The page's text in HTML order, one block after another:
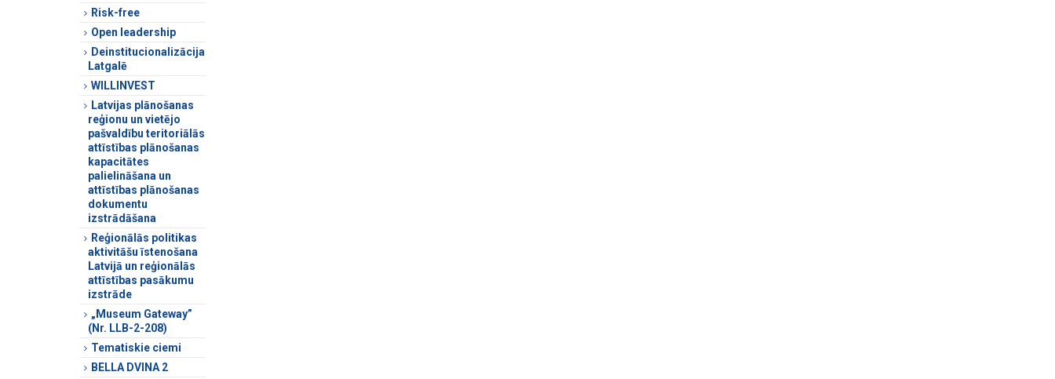
Risk-free
Open leadership
Deinstitucionalizācija
Latgalē
WILLINVEST
Latvijas plānošanas
reģionu un vietējo
pašvaldību teritoriālās
attīstības plānošanas
kapacitātes
palielināšana un
attīstības plānošanas
dokumentu
izstrādāšana
Reģionālās politikas
aktivitāšu īstenošana
Latvijā un reģionālās
attīstības pasākumu
izstrāde
„Museum Gateway”
(Nr. LLB-2-208)
Tematiskie ciemi
BELLA DVINA 2